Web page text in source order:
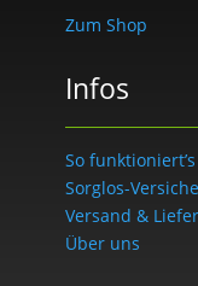
Zum Shop
Infos
So funktioniert’s
Sorglos-
Versand &
Über uns